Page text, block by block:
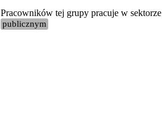
Pracowników tej grupy pracuje w sektorze
publicznym